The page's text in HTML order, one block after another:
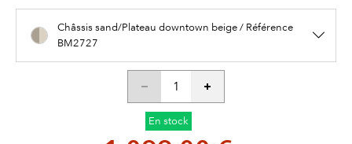
Châssis sand/Plateau downtown beige / Référence
BM2727
En stock